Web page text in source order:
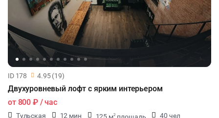
ID 178 4.95 (19)
Двухуровневый лофт с ярким интерьером
от 800 ₽/ час
Тульская 12 мин 125 м2 площадь
40 чел